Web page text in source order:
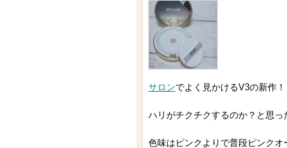
ー
サロンでよく見かけるV3の新作！
ハリがチクチクするのか？と思っ
色味はピンクよりで普段ピンクオ